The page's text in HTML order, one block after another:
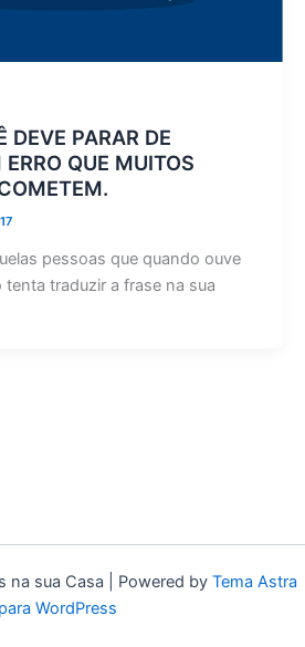
DEVE PARAR DE
QUE MUITOS
pessoas que quando ouve
traduzir a frase na sua
sua Casa | Powered by Tema Astra
para WordPress